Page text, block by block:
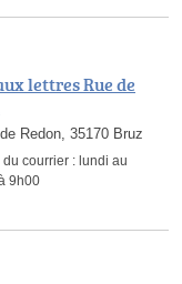
lettres Rue de
Redon, 35170 Bruz
courrier : lundi au
9h00